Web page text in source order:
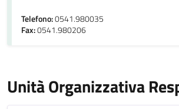
Telefono:0541.980035
Fax:0541.980206
Unità Organizzativa